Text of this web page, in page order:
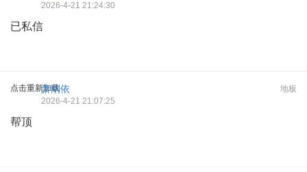
2026-4-21 21:24:30
已私信
点击重新加载 地板
萧刚依
2026-4-21 21:07:25
帮顶